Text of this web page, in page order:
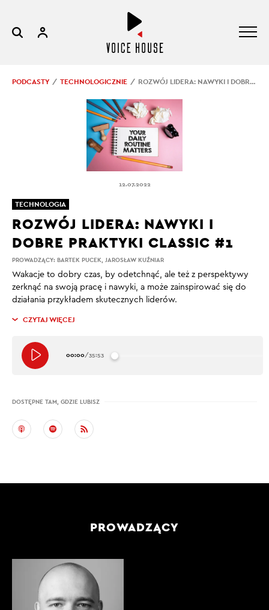
PODCASTY TECHNOLOGICZNIE ROZWÓJ LIDERA: NAWYKI I DOBRE PRAKTYKI CLASSIC #1
12.07.2022
PROWADZĄCY: BARTEK PUCEK, JAROSŁAW KUŹNIAR
ROZWÓJ LIDERA: NAWYKI I
DOBRE PRAKTYKI CLASSIC #1
Wakacje to dobry czas, by odetchnąć, ale też z perspektywy
zerknąć na swoją pracę i nawyki, a może zainspirować się do
działania przykładem skutecznych liderów.
CZYTAJ WIĘCEJ
00:00/35:53
DOSTĘPNE TAM, GDZIE LUBISZ
TECHNOLOGIA
PROWADZĄCY